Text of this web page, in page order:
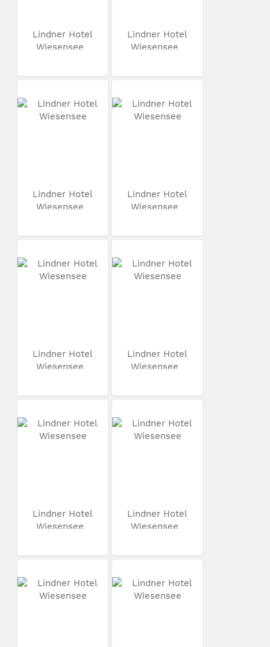
Lindner Hotel
Wiesensee
Lindner Hotel
Wiesensee
Lindner Hotel
Wiesensee
Lindner Hotel
Wiesensee
Lindner Hotel
Wiesensee
Lindner Hotel
Wiesensee
Lindner Hotel
Wiesensee
Lindner Hotel
Wiesensee